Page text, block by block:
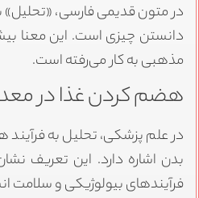
در متون قدیمی فارسی، «تحلیل»
دانستن چیزی است. این معنا
مذهبی به کار می‌رفته است.
هضم کردن غذا در
در علم پزشکی، تحلیل به
بدن اشاره دارد. این تعریف
فرآیندهای بیولوژیکی و سلامت